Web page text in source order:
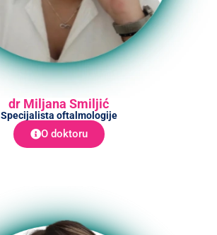
dr Miljana Smiljić
Specijalista oftalmologije
O doktoru